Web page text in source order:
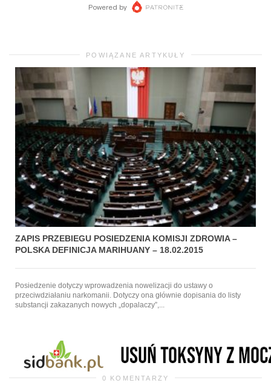
POWIĄZANE ARTYKUŁY
ZAPIS PRZEBIEGU POSIEDZENIA KOMISJI ZDROWIA –
POLSKA DEFINICJA MARIHUANY – 18.02.2015
Posiedzenie dotyczy wprowadzenia nowelizacji do ustawy o
przeciwdziałaniu narkomanii. Dotyczy ona głównie dopisania do listy
substancji zakazanych nowych „dopalaczy”,...
0 KOMENTARZY